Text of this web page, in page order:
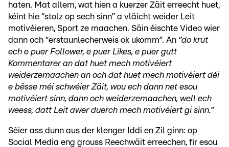
haten. Mat allem, wat hien a kuerzer Zäit erreecht huet,
kéint hie “stolz op sech sinn” a vläicht weider Leit
motivéieren, Sport ze maachen. Säin éischte Video wier
dann och “erstaunlecherweis ok ukomm”. An “do krut
ech e puer Follower, e puer Likes, e puer gutt
Kommentarer an dat huet mech motivéiert
weiderzemaachen an och dat huet mech motivéiert déi
e bësse méi schwéier Zäit, wou ech dann net esou
motivéiert sinn, dann och weiderzemaachen, well ech
weess, datt Leit awer duerch mech motivéiert gi sinn.”
Séier ass dunn aus der klenger Iddi en Zil ginn: op
Social Media eng grouss Reechwäit erreechen, fir esou